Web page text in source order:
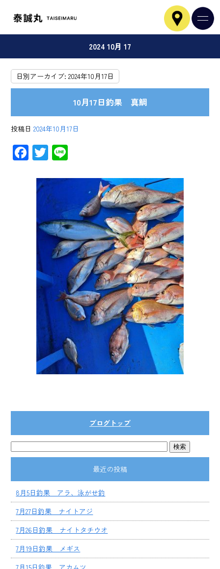
2024 10月 17
日別アーカイブ:2024年10月17日
10月17日釣果 真鯛
投稿日 2024年10月17日
F
e
b
o
ok
T
tt
er
ブログトップ
最近の投稿
8月5日釣果 アラ、泳がせ釣
7月27日釣果 ナイトアジ
7月26日釣果 ナイトタチウオ
7月19日釣果 メギス